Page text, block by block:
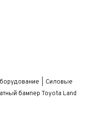
Силовые
бампер Toyota Land